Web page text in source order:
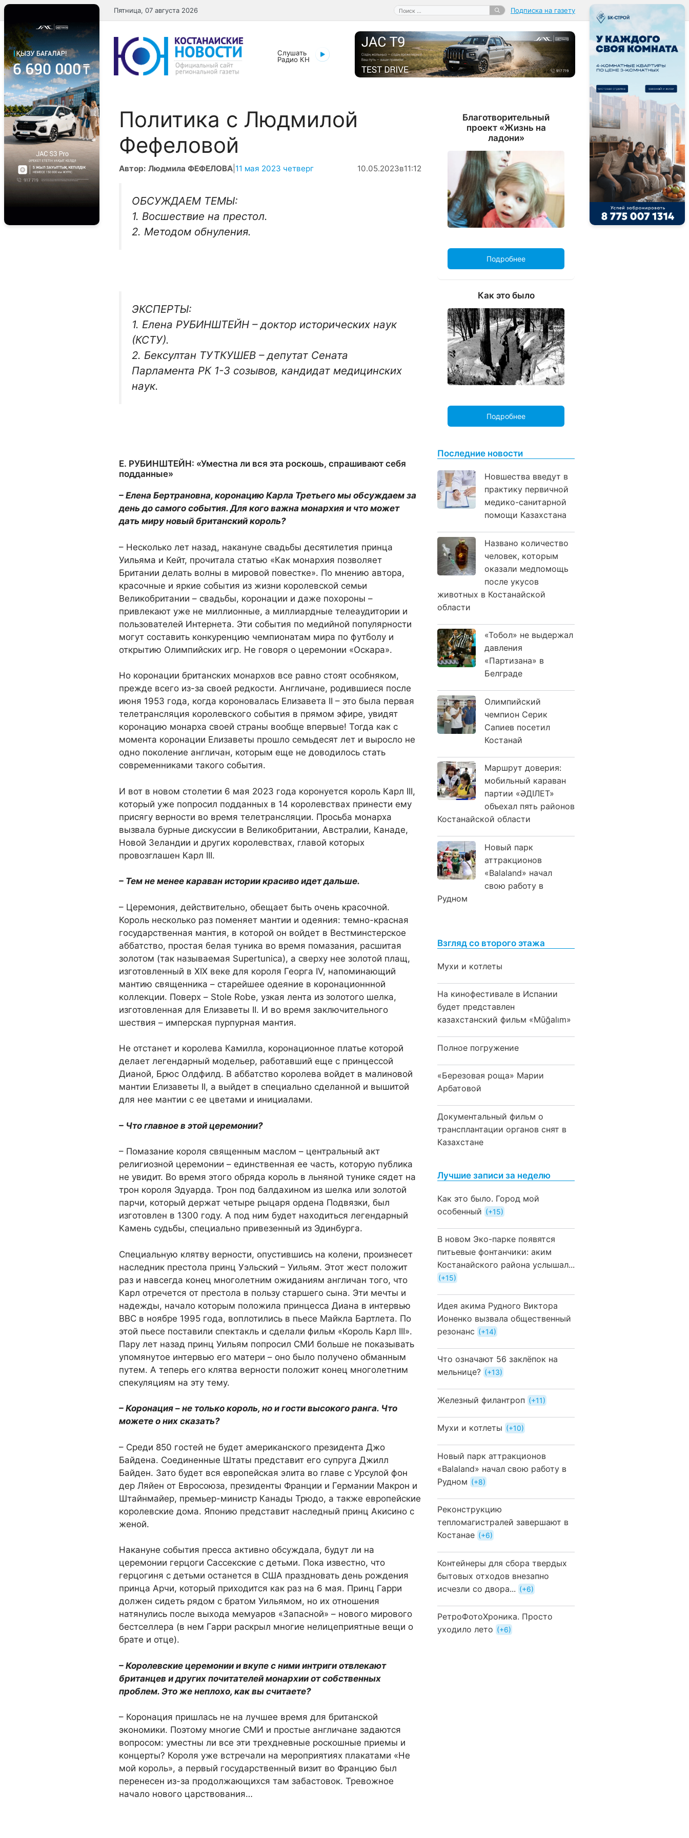
Перейти
к
содержимому
Поиск:
Пятница, 07 августа 2026 Подписка на газету
Слушать
Радио КН
Политика с Людмилой
Фефеловой
Автор: Людмила ФЕФЕЛОВА 11 мая 2023 четверг 10.05.2023в11:12
ОБСУЖДАЕМ ТЕМЫ:
1. Восшествие на престол.
2. Методом обнуления.
ЭКСПЕРТЫ:
1. Елена РУБИНШТЕЙН – доктор исторических наук
(КСТУ).
2. Бексултан ТУТКУШЕВ – депутат Сената
Парламента РК 1-3 созывов, кандидат медицинских
наук.
Е. РУБИНШТЕЙН: «Уместна ли вся эта роскошь, спрашивают себя
подданные»
– Елена Бертрановна, коронацию Карла Третьего мы обсуждаем за
день до самого события. Для кого важна монархия и что может
дать миру новый британский король?
– Несколько лет назад, накануне свадьбы десятилетия принца
Уильяма и Кейт, прочитала статью «Как монархия позволяет
Британии делать волны в мировой повестке». По мнению автора,
красочные и яркие события из жизни королевской семьи
Великобритании – свадьбы, коронации и даже похороны –
привлекают уже не миллионные, а миллиардные телеаудитории и
пользователей Интернета. Эти события по медийной популярности
могут составить конкуренцию чемпионатам мира по футболу и
открытию Олимпийских игр. Не говоря о церемонии «Оскара».
Но коронации британских монархов все равно стоят особняком,
прежде всего из-за своей редкости. Англичане, родившиеся после
июня 1953 года, когда короновалась Елизавета II – это была первая
телетрансляция королевского события в прямом эфире, увидят
коронацию монарха своей страны вообще впервые! Тогда как с
момента коронации Елизаветы прошло семьдесят лет и выросло не
одно поколение англичан, которым еще не доводилось стать
современниками такого события.
И вот в новом столетии 6 мая 2023 года коронуется король Карл III,
который уже попросил подданных в 14 королевствах принести ему
присягу верности во время телетрансляции. Просьба монарха
вызвала бурные дискуссии в Великобритании, Австралии, Канаде,
Новой Зеландии и других королевствах, главой которых
провозглашен Карл III.
– Тем не менее караван истории красиво идет дальше.
– Церемония, действительно, обещает быть очень красочной.
Король несколько раз поменяет мантии и одеяния: темно-красная
государственная мантия, в которой он войдет в Вестминстерское
аббатство, простая белая туника во время помазания, расшитая
золотом (так называемая Supertunica), а сверху нее золотой плащ,
изготовленный в XIX веке для короля Георга IV, напоминающий
мантию священника – старейшее одеяние в коронационнной
коллекции. Поверх – Stole Robe, узкая лента из золотого шелка,
изготовленная для Елизаветы II. И во время заключительного
шествия – имперская пурпурная мантия.
Не отстанет и королева Камилла, коронационное платье которой
делает легендарный модельер, работавший еще с принцессой
Дианой, Брюс Олдфилд. В аббатство королева войдет в малиновой
мантии Елизаветы II, а выйдет в специально сделанной и вышитой
для нее мантии с ее цветами и инициалами.
– Что главное в этой церемонии?
– Помазание короля священным маслом – центральный акт
религиозной церемонии – единственная ее часть, которую публика
не увидит. Во время этого обряда король в льняной тунике сядет на
трон короля Эдуарда. Трон под балдахином из шелка или золотой
парчи, который держат четыре рыцаря ордена Подвязки, был
изготовлен в 1300 году. А под ним будет находиться легендарный
Камень судьбы, специально привезенный из Эдинбурга.
Специальную клятву верности, опустившись на колени, произнесет
наследник престола принц Уэльский – Уильям. Этот жест положит
раз и навсегда конец многолетним ожиданиям англичан того, что
Карл отречется от престола в пользу старшего сына. Эти мечты и
надежды, начало которым положила принцесса Диана в интервью
ВВС в ноябре 1995 года, воплотились в пьесе Майкла Бартлета. По
этой пьесе поставили спектакль и сделали фильм «Король Карл III».
Пару лет назад принц Уильям попросил СМИ больше не показывать
упомянутое интервью его матери – оно было получено обманным
путем. А теперь его клятва верности положит конец многолетним
спекуляциям на эту тему.
– Коронация – не только король, но и гости высокого ранга. Что
можете о них сказать?
– Среди 850 гостей не будет американского президента Джо
Байдена. Соединенные Штаты представит его супруга Джилл
Байден. Зато будет вся европейская элита во главе с Урсулой фон
дер Ляйен от Евросоюза, президенты Франции и Германии Макрон и
Штайнмайер, премьер-министр Канады Трюдо, а также европейские
королевские дома. Японию представит наследный принц Акисино с
женой.
Накануне события пресса активно обсуждала, будут ли на
церемонии герцоги Сассекские с детьми. Пока известно, что
герцогиня с детьми останется в США праздновать день рождения
принца Арчи, который приходится как раз на 6 мая. Принц Гарри
должен сидеть рядом с братом Уильямом, но их отношения
натянулись после выхода мемуаров «Запасной» – нового мирового
бестселлера (в нем Гарри раскрыл многие нелицеприятные вещи о
брате и отце).
– Королевские церемонии и вкупе с ними интриги отвлекают
британцев и других почитателей монархии от собственных
проблем. Это же неплохо, как вы считаете?
– Коронация пришлась не на лучшее время для британской
экономики. Поэтому многие СМИ и простые англичане задаются
вопросом: уместны ли все эти трехдневные роскошные приемы и
концерты? Короля уже встречали на мероприятиях плакатами «Не
мой король», а первый государственный визит во Францию был
перенесен из-за продолжающихся там забастовок. Тревожное
начало нового царствования…
Благотворительный
проект «Жизнь на
ладони»
Подробнее
Как это было
Подробнее
Последние новости
Новшества введут в
практику первичной
медико-санитарной
помощи Казахстана
Названо количество
человек, которым
оказали медпомощь
после укусов
животных в Костанайской
области
«Тобол» не выдержал
давления
«Партизана» в
Белграде
Олимпийский
чемпион Серик
Сапиев посетил
Костанай
Маршрут доверия:
мобильный караван
партии «ӘДІЛЕТ»
объехал пять районов
Костанайской области
Новый парк
аттракционов
«Balaland» начал
свою работу в
Рудном
Взгляд со второго этажа
Мухи и котлеты
На кинофестивале в Испании
будет представлен
казахстанский фильм «Mūğalım»
Полное погружение
«Березовая роща» Марии
Арбатовой
Документальный фильм о
трансплантации органов снят в
Казахстане
Лучшие записи за неделю
Как это было. Город мой
особенный
+15
В новом Эко-парке появятся
питьевые фонтанчики: аким
Костанайского района услышал...
+15
Идея акима Рудного Виктора
Ионенко вызвала общественный
резонанс
+14
Что означают 56 заклёпок на
мельнице?
+13
Железный филантроп +11
Мухи и котлеты +10
Новый парк аттракционов
«Balaland» начал свою работу в
Рудном
+8
Реконструкцию
тепломагистралей завершают в
Костанае
+6
Контейнеры для сбора твердых
бытовых отходов внезапно
исчезли со двора...
+6
РетроФотоХроника. Просто
уходило лето
+6